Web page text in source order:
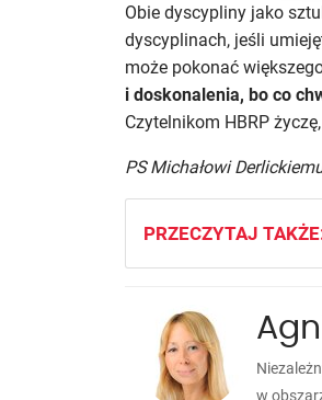
Obie dyscypliny jako
dyscyplinach, jeśli
może pokonać
i doskonalenia, bo co
Czytelnikom HBRP
PS Michałowi
PRZECZYTAJ
w